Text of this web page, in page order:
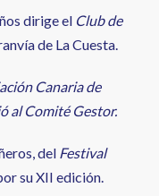
dirige el Club de
de La Cuesta.
Canaria de
al Comité Gestor.
del Festival
su XII edición.